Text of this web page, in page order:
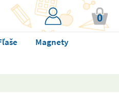
0
Magnety